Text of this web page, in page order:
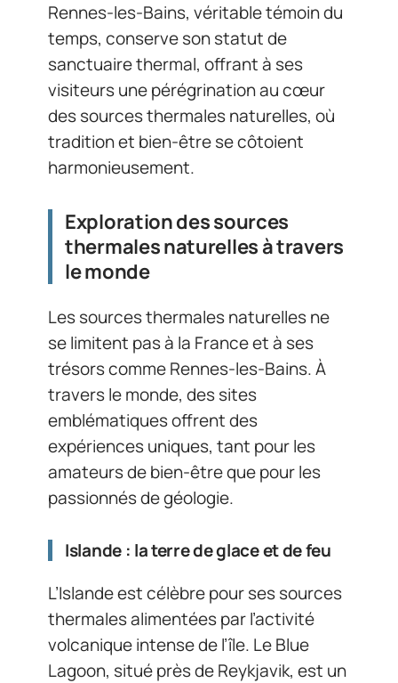
Rennes-les-Bains, véritable témoin du
temps, conserve son statut de
sanctuaire thermal, offrant à ses
visiteurs une pérégrination au cœur
des sources thermales naturelles, où
tradition et bien-être se côtoient
harmonieusement.
Exploration des sources
thermales naturelles à travers
le monde
Les sources thermales naturelles ne
se limitent pas à la France et à ses
trésors comme Rennes-les-Bains. À
travers le monde, des sites
emblématiques offrent des
expériences uniques, tant pour les
amateurs de bien-être que pour les
passionnés de géologie.
Islande : la terre de glace et de feu
L’Islande est célèbre pour ses sources
thermales alimentées par l’activité
volcanique intense de l’île. Le Blue
Lagoon, situé près de Reykjavik, est un